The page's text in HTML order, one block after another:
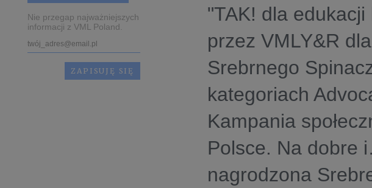
Nie przegap najważniejszych
informacji z VML Poland.
"TAK! dla
przez VMLY&R
Srebrnego
kategoriach
Kampania
Polsce. Na dobre
nagrodzona